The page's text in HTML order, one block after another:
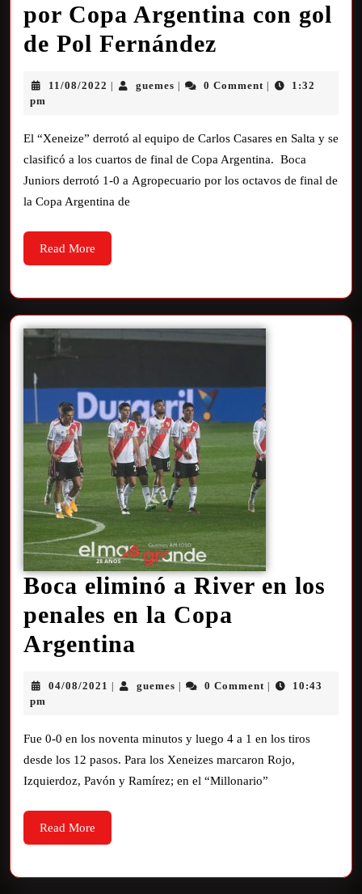
por Copa Argentina con gol
de Pol Fernández
11/08/2022 guemes 0 Comment
1:32
pm
El “Xeneize” derrotó al equipo de Carlos Casares en Salta y se
clasificó a los cuartos de final de Copa Argentina. Boca
Juniors derrotó 1-0 a Agropecuario por los octavos de final de
la Copa Argentina de
Read More
Boca eliminó a River en los
penales en la Copa
Argentina
04/08/2021 guemes 0 Comment
10:43
pm
Fue 0-0 en los noventa minutos y luego 4 a 1 en los tiros
desde los 12 pasos. Para los Xeneizes marcaron Rojo,
Izquierdoz, Pavón y Ramírez; en el “Millonario”
Read More